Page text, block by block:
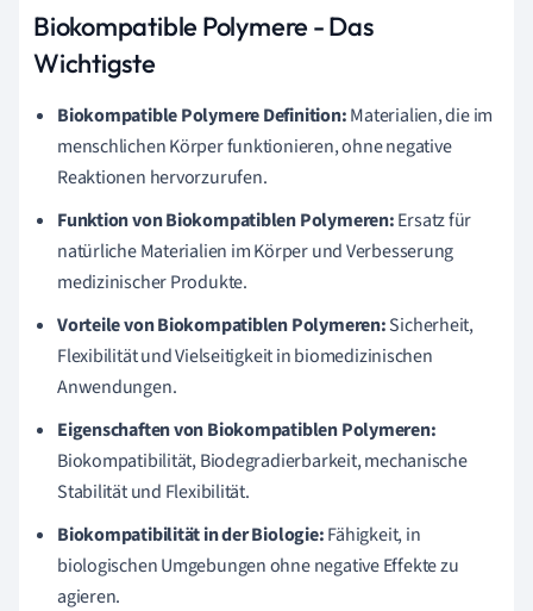
Biokompatible Polymere - Das
Wichtigste
Biokompatible Polymere Definition:Materialien, die im
menschlichen Körper funktionieren, ohne negative
Reaktionen hervorzurufen.
Funktion von Biokompatiblen Polymeren:Ersatz für
natürliche Materialien im Körper und Verbesserung
medizinischer Produkte.
Vorteile von Biokompatiblen Polymeren:Sicherheit,
Flexibilität und Vielseitigkeit in biomedizinischen
Anwendungen.
Eigenschaften von Biokompatiblen Polymeren:
Biokompatibilität, Biodegradierbarkeit, mechanische
Stabilität und Flexibilität.
Biokompatibilität in der Biologie:Fähigkeit, in
biologischen Umgebungen ohne negative Effekte zu
agieren.